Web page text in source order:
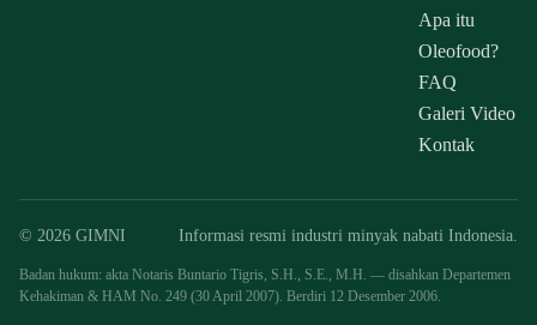
Apa itu
Oleofood?
FAQ
Galeri Video
Kontak
© 2026 GIMNI Informasi resmi industri minyak nabati Indonesia.
Badan hukum: akta Notaris Buntario Tigris, S.H., S.E., M.H. — disahkan Departemen
Kehakiman & HAM No. 249 (30 April 2007). Berdiri 12 Desember 2006.